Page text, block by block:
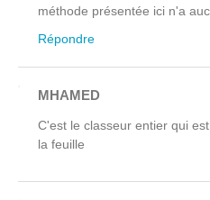
méthode présentée ici n'a
Répondre
MHAMED
C'est le classeur entier qui
la feuille